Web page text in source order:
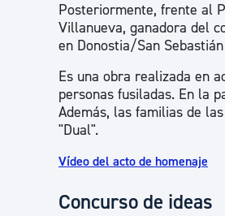
Posteriormente, frente al
Villanueva, ganadora del
en Donostia/San
Es una obra realizada en
personas fusiladas. En la
Además, las familias de
"Dual".
Vídeo del acto de homenaje
Concurso de ideas